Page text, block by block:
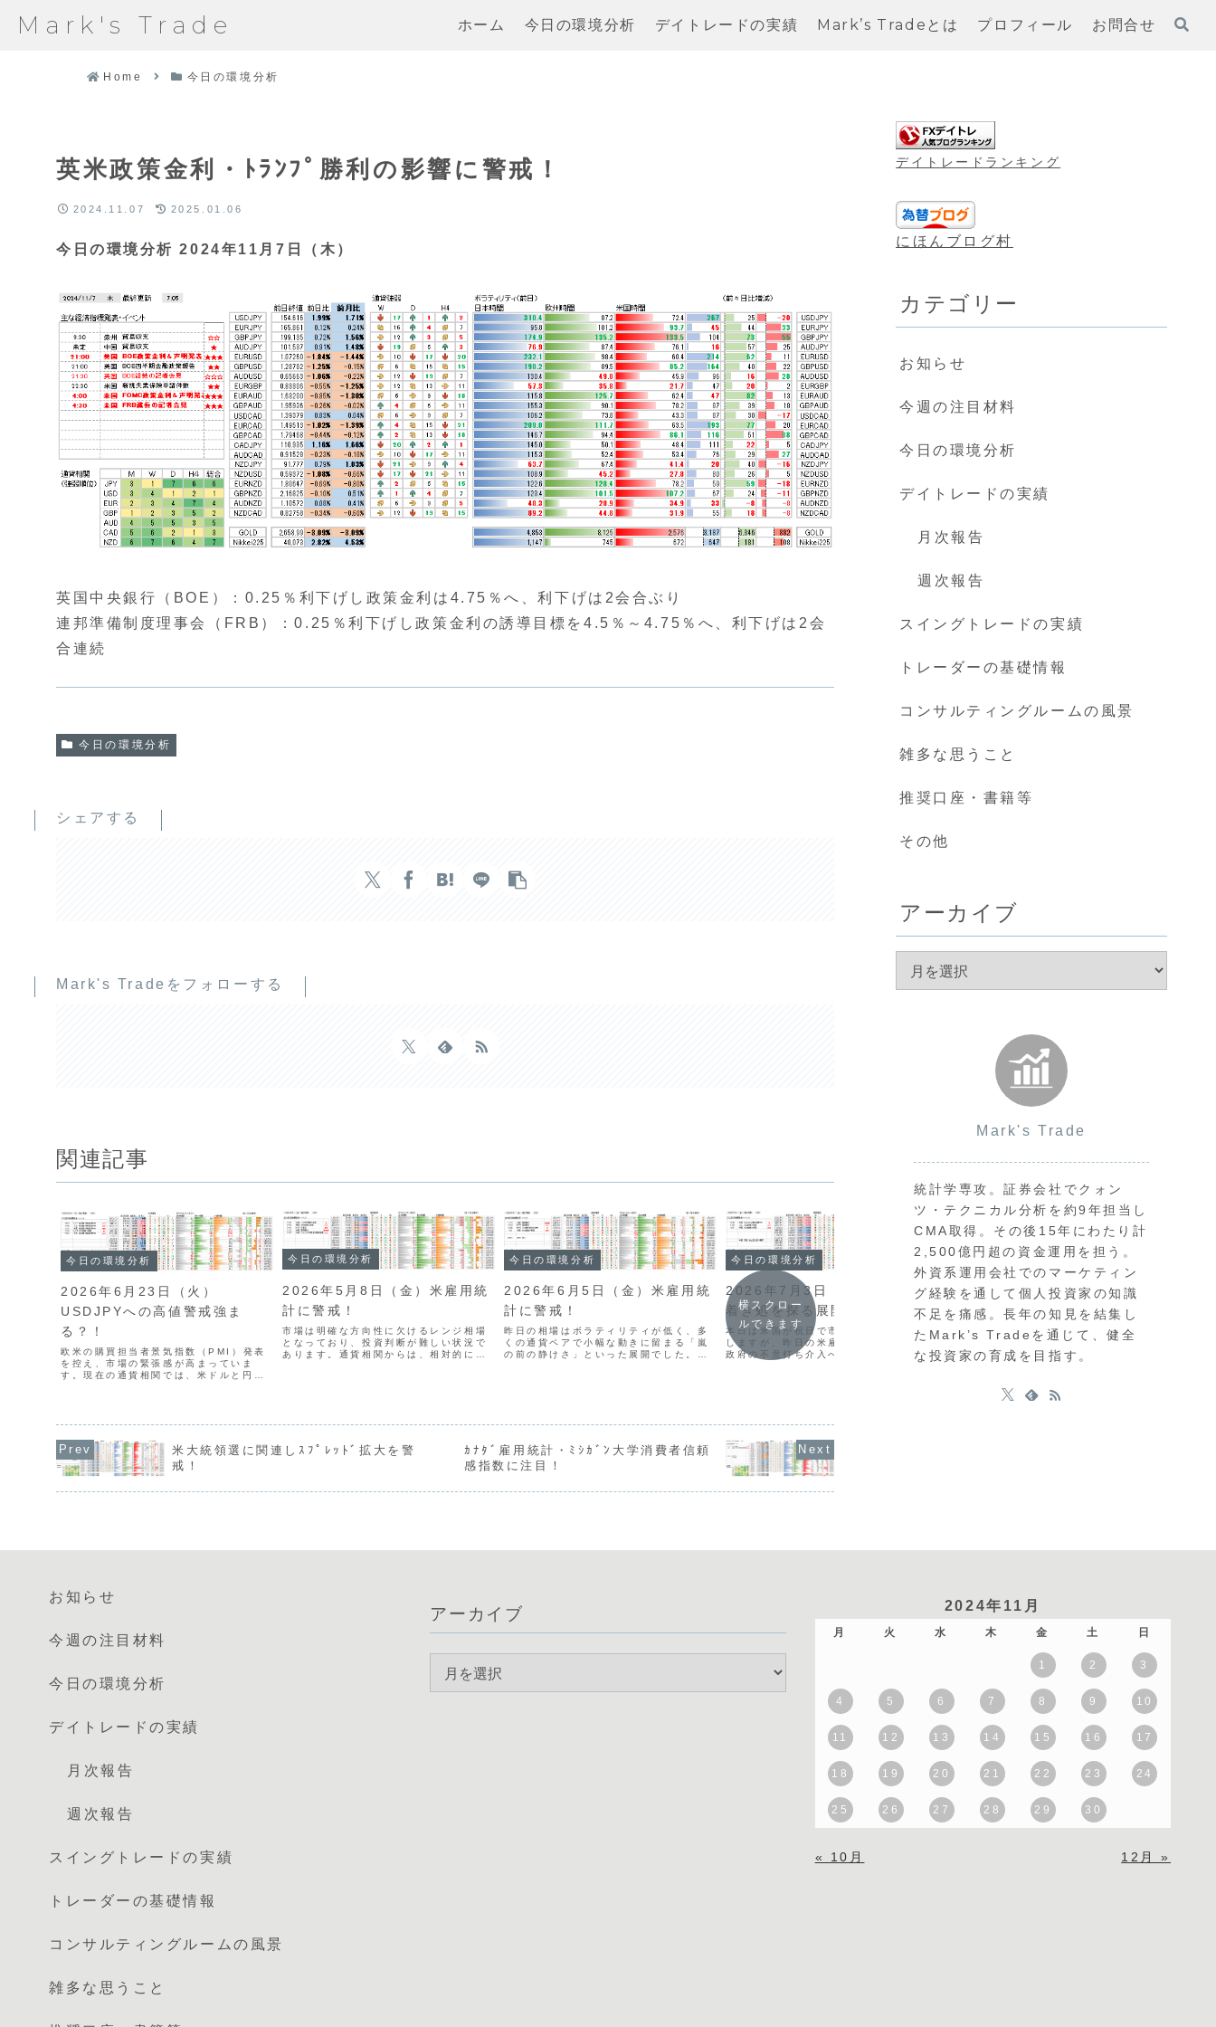
Mark's Trade ホーム 今日の環境分析 デイトレードの実績 Mark’s Tradeとは プロフィール お問合せ
Home 今日の環境分析
英米政策金利・ﾄﾗﾝﾌﾟ勝利の影響に警戒！
2024.11.07 2025.01.06
今日の環境分析 2024年11月7日（木）
英国中央銀行（BOE）：0.25％利下げし政策金利は4.75％へ、利下げは2会合ぶり
連邦準備制度理事会（FRB）：0.25％利下げし政策金利の誘導目標を4.5％～4.75％へ、利下げは2会
合連続
今日の環境分析
シェアする
Mark's Tradeをフォローする
関連記事
今日の環境分析
2026年6月23日（火）
USDJPYへの高値警戒強ま
る？！
欧米の購買担当者景気指数（PMI）発表
を控え、市場の緊張感が高まっていま
す。現在の通貨相関では、米ドルと円の
今日の環境分析
2026年5月8日（金）米雇用統
計に警戒！
市場は明確な方向性に欠けるレンジ相場
となっており、投資判断が難しい状況で
あります。通貨相関からは、相対的に豪
今日の環境分析
2026年6月5日（金）米雇用統
計に警戒！
昨日の相場はボラティリティが低く、多
くの通貨ペアで小幅な動きに留まる「嵐
の前の静けさ」といった展開でした。通
今日の環境分析
2026年7月3日（金）JPYの落
着き処を探る展開？
本日は米国が祝日で市場の流動性が低下
しますが、昨日の米雇用統計の下振れと
政府の不意打ち介入への警戒から、円買
いドル売りの動きが加速しています。
今日の環境分析
2026年6月19日（金）161円
台のUSDJPYに警戒！
ドル円は、FOMCでの利上げ方針への転
換を受け、一時161円台後半まで上昇す
る全面ドル高の展開となりました。しか
し、162円は政府・日銀による円買い介
上値追いは慎重さが必要です。通貨相関
を見るとドルと円の...
横スクロー
ルできます
米大統領選に関連しｽﾌﾟﾚｯﾄﾞ拡大を警
戒！
ｶﾅﾀﾞ雇用統計・ﾐｼｶﾞﾝ大学消費者信頼
感指数に注目！
デイトレードランキング
にほんブログ村
カテゴリー
お知らせ
今週の注目材料
今日の環境分析
デイトレードの実績
月次報告
週次報告
スイングトレードの実績
トレーダーの基礎情報
コンサルティングルームの風景
雑多な思うこと
推奨口座・書籍等
その他
アーカイブ
Mark's Trade
統計学専攻。証券会社でクォン
ツ・テクニカル分析を約9年担当し
CMA取得。その後15年にわたり計
2,500億円超の資金運用を担う。
外資系運用会社でのマーケティン
グ経験を通して個人投資家の知識
不足を痛感。長年の知見を結集し
たMark’s Tradeを通じて、健全
な投資家の育成を目指す。
お知らせ
今週の注目材料
今日の環境分析
デイトレードの実績
月次報告
週次報告
スイングトレードの実績
トレーダーの基礎情報
コンサルティングルームの風景
雑多な思うこと
アーカイブ 2024年11月
月 火 水 木 金 土 日
1 2 3
4 5 6 7 8 9 10
11 12 13 14 15 16 17
18 19 20 21 22 23 24
25 26 27 28 29 30
« 10月 12月 »